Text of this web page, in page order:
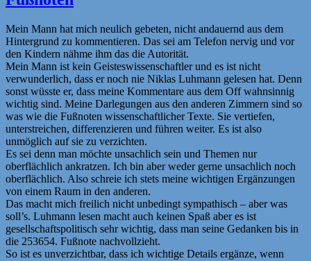
Mein Mann hat mich neulich gebeten, nicht andauernd aus dem
Hintergrund zu kommentieren. Das sei am Telefon nervig und vor
den Kindern nähme ihm das die Autorität.
Mein Mann ist kein Geisteswissenschaftler und es ist nicht
verwunderlich, dass er noch nie Niklas Luhmann gelesen hat. Denn
sonst wüsste er, dass meine Kommentare aus dem Off wahnsinnig
wichtig sind. Meine Darlegungen aus den anderen Zimmern sind so
was wie die Fußnoten wissenschaftlicher Texte. Sie vertiefen,
unterstreichen, differenzieren und führen weiter. Es ist also
unmöglich auf sie zu verzichten.
Es sei denn man möchte unsachlich sein und Themen nur
oberflächlich ankratzen. Ich bin aber weder gerne unsachlich noch
oberflächlich. Also schreie ich stets meine wichtigen Ergänzungen
von einem Raum in den anderen.
Das macht mich freilich nicht unbedingt sympathisch – aber was
soll’s. Luhmann lesen macht auch keinen Spaß aber es ist
gesellschaftspolitisch sehr wichtig, dass man seine Gedanken bis in
die 253654. Fußnote nachvollzieht.
So ist es unverzichtbar, dass ich wichtige Details ergänze, wenn